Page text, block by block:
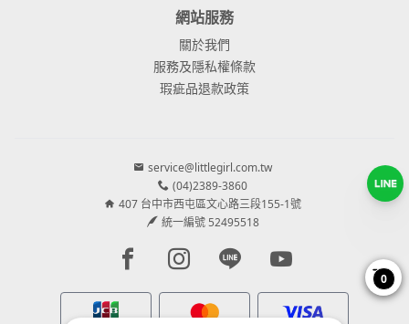
網站服務
關於我們
服務及隱私權條款
瑕疵品退款政策
service@littlegirl.com.tw
(04)2389-3860
407 台中市西屯區文心路三段155-1號
統一編號 52495518
Facebook page
Instagram page
Line pageYoutube page
0